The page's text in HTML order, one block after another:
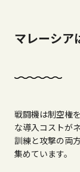
マレーシア
戦闘機は制空権
な導入コストが
訓練と攻撃の両
集めています。